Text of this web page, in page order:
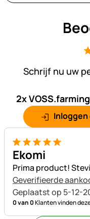
Schrijf nu uw
2x
5 van 5
Ekomi
Prima product!
Geverifieerde
Geplaatst op 5-12-
0 van 0Klanten vinden